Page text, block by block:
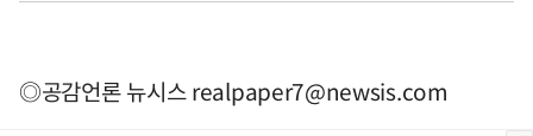
◎공감언론 뉴시스realpaper7@newsis.com